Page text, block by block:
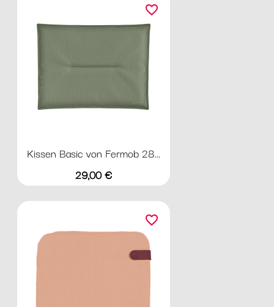
Kissen Basic von Fermob 28...
Preis
29,00 €
favorite_border
favorite_border